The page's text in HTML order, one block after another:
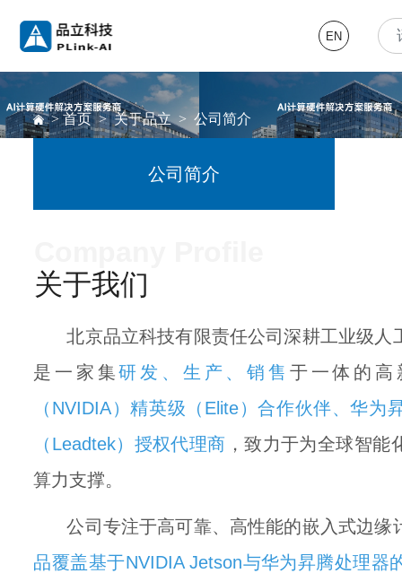
EN
>首页>关于品立 >公司简介
公司简介
关于我们
北京品立科技有限责任公司深耕工业级人
是一家集研发、生产、销售 于一体的
（NVIDIA）精英级（Elite）合作伙伴、华为
（Leadtek）授权代理商 ，致力于为全球智
算力支撑。
公司专注于高可靠、高性能的嵌入式边缘
品覆盖基于NVIDIA Jetson与华为昇腾处理器